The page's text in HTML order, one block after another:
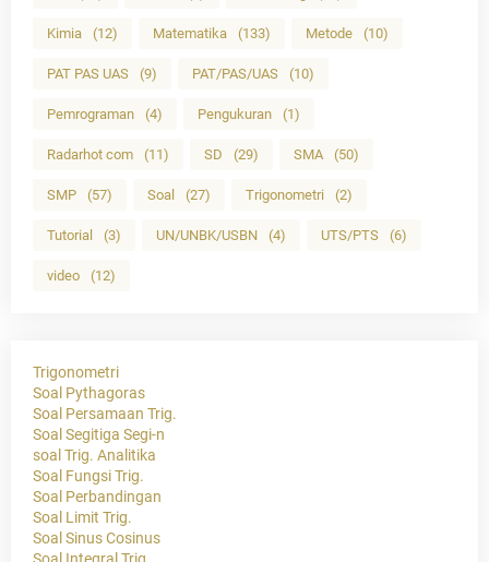
Kimia (12) Matematika (133) Metode (10)
PAT PAS UAS (9) PAT/PAS/UAS (10)
Pemrograman (4) Pengukuran (1)
Radarhot com (11) SD (29) SMA (50)
SMP (57) Soal (27) Trigonometri (2)
Tutorial (3) UN/UNBK/USBN (4) UTS/PTS (6)
video (12)
Trigonometri
Soal Pythagoras
Soal Persamaan Trig.
Soal Segitiga Segi-n
soal Trig. Analitika
Soal Fungsi Trig.
Soal Perbandingan
Soal Limit Trig.
Soal Sinus Cosinus